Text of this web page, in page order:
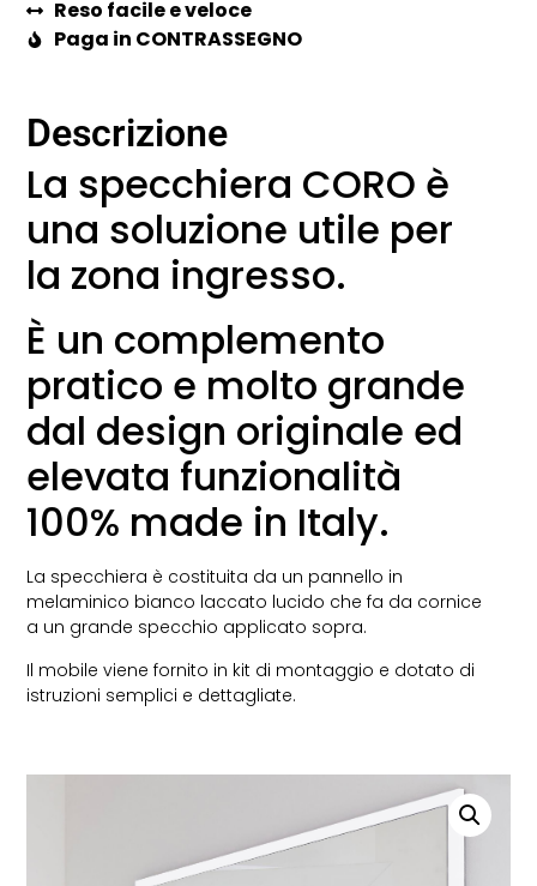
Reso facile e veloce
Paga in CONTRASSEGNO
Descrizione
La specchiera CORO è
una soluzione utile per
la zona ingresso.
È un complemento
pratico e molto grande
dal design originale ed
elevata funzionalità
100% made in Italy.
La specchiera è costituita da un pannello in
melaminico bianco laccato lucido che fa da cornice
a un grande specchio applicato sopra.
Il mobile viene fornito in kit di montaggio e dotato di
istruzioni semplici e dettagliate.